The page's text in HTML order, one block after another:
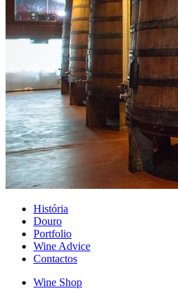
História
Douro
Portfolio
Wine Advice
Contactos
Wine Shop